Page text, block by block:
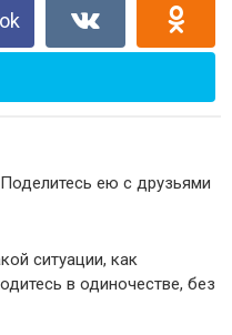
ею с друзьями
ситуации, как
в одиночестве, без